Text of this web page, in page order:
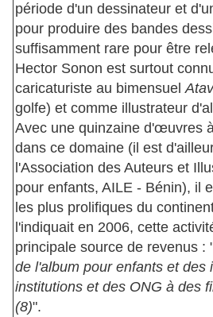
période d'un dessinateur et
pour produire des bandes
suffisamment rare pour être
Hector Sonon est surtout
caricaturiste au bimensuel
golfe) et comme illustrateur
Avec une quinzaine d'œuvres
dans ce domaine (il est
l'Association des Auteurs et
pour enfants, AILE - Bénin), il
les plus prolifiques du
l'indiquait en 2006, cette
principale source de revenus :
de l'album pour enfants et des
institutions et des ONG à des
(8)".